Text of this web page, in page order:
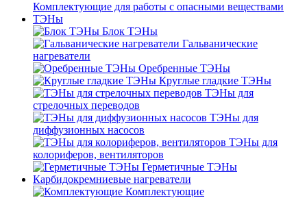
Комплектующие для работы с опасными веществами
ТЭНы
Блок ТЭНы
Гальванические
нагреватели
Оребренные ТЭНы
Круглые гладкие ТЭНы
ТЭНы для
стрелочных переводов
ТЭНы для
диффузионных насосов
ТЭНы для
колориферов, вентиляторов
Герметичные ТЭНы
Карбидокремниевые нагреватели
Комплектующие